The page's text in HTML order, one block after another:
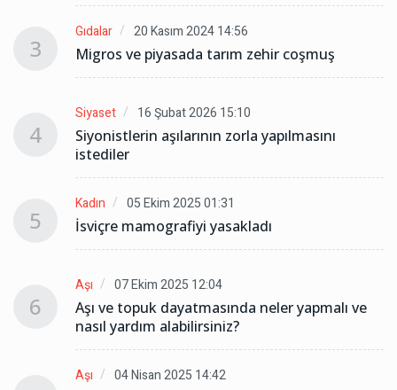
3
Gıdalar 20 Kasım 2024 14:56
Migros ve piyasada tarım zehir coşmuş
4
Siyaset 16 Şubat 2026 15:10
Siyonistlerin aşılarının zorla yapılmasını
istediler
5
Kadın 05 Ekim 2025 01:31
İsviçre mamografiyi yasakladı
6
Aşı 07 Ekim 2025 12:04
Aşı ve topuk dayatmasında neler yapmalı ve
nasıl yardım alabilirsiniz?
Aşı 04 Nisan 2025 14:42